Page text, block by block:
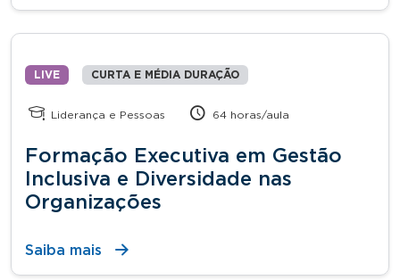
LIVE CURTA E MÉDIA DURAÇÃO
Liderança e Pessoas 64 horas/aula
Formação Executiva em Gestão
Inclusiva e Diversidade nas
Organizações
Saiba mais